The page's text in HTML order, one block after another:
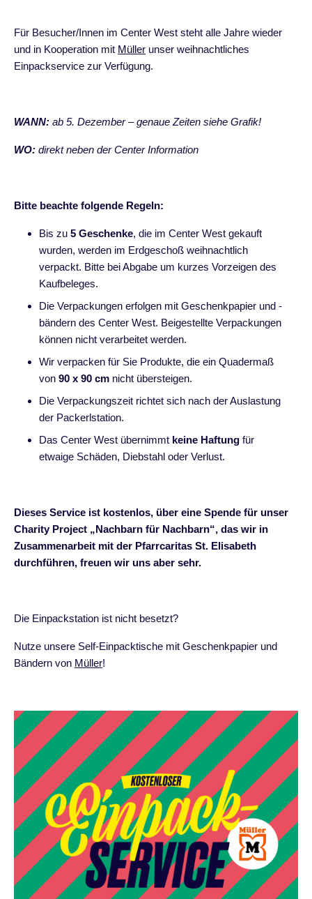
Für Besucher/Innen im Center West steht alle Jahre wieder
und in Kooperation mit Müller unser weihnachtliches
Einpackservice zur Verfügung.
WANN: ab 5. Dezember – genaue Zeiten siehe Grafik!
WO: direkt neben der Center Information
Bitte beachte folgende Regeln:
Bis zu 5 Geschenke, die im Center West gekauft
wurden, werden im Erdgeschoß weihnachtlich
verpackt. Bitte bei Abgabe um kurzes Vorzeigen des
Kaufbeleges.
Die Verpackungen erfolgen mit Geschenkpapier und -
bändern des Center West. Beigestellte Verpackungen
können nicht verarbeitet werden.
Wir verpacken für Sie Produkte, die ein Quadermaß
von 90 x 90 cm nicht übersteigen.
Die Verpackungszeit richtet sich nach der Auslastung
der Packerlstation.
Das Center West übernimmt keine Haftung für
etwaige Schäden, Diebstahl oder Verlust.
Dieses Service ist kostenlos, über eine Spende für unser
Charity Project „Nachbarn für Nachbarn“, das wir in
Zusammenarbeit mit der Pfarrcaritas St. Elisabeth
durchführen, freuen wir uns aber sehr.
Die Einpackstation ist nicht besetzt?
Nutze unsere Self-Einpacktische mit Geschenkpapier und
Bändern von Müller!